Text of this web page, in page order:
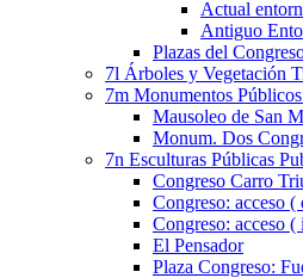
Actual
Antiguo
Plazas del
7l Árboles y Vegetación
7m Monumentos
Mausoleo de San
Monum. Dos
7n Esculturas Públicas
Congreso Carro
Congreso: acceso (
Congreso: acceso (
El Pensador
Plaza Congreso: